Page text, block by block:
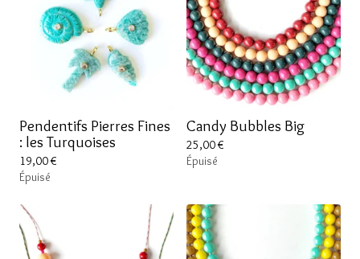
Pendentifs Pierres Fines
: les Turquoises
19,00€
Épuisé
Candy Bubbles Big
25,00€
Épuisé